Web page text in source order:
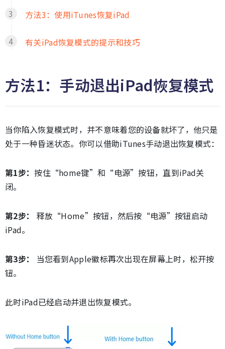
方法3：使用iTunes恢复iPad
有关iPad恢复模式的提示和技巧
方法1：手动退出iPad恢复模式
当你陷入恢复模式时，并不意味着您的设备就坏了，他只是
处于一种昏迷状态。你可以借助iTunes手动退出恢复模式：
第1步：按住“home键”和“电源”按钮，直到iPad关
闭。
第2步： 释放“Home”按钮，然后按“电源”按钮启动
iPad。
第3步： 当您看到Apple徽标再次出现在屏幕上时，松开按
钮。
此时iPad已经启动并退出恢复模式。